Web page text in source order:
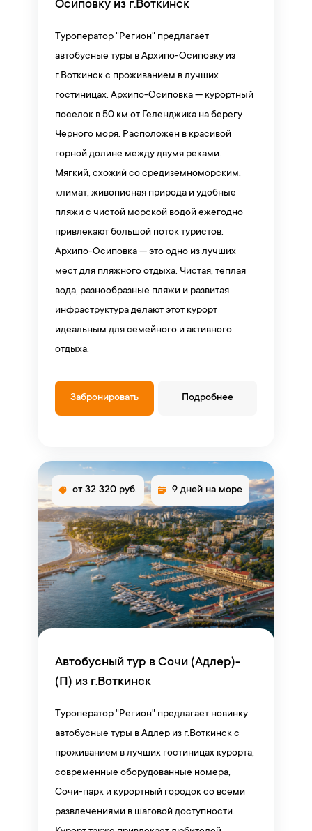
Осиповку из г.Воткинск
Туроператор "Регион" предлагает
автобусные туры в Архипо-Осиповку из
г.Воткинск с проживанием в лучших
гостиницах. Архипо-Осиповка — курортный
поселок в 50 км от Геленджика на берегу
Черного моря. Расположен в красивой
горной долине между двумя реками.
Мягкий, схожий со средиземноморским,
климат, живописная природа и удобные
пляжи с чистой морской водой ежегодно
привлекают большой поток туристов.
Архипо-Осиповка — это одно из лучших
мест для пляжного отдыха. Чистая, тёплая
вода, разнообразные пляжи и развитая
инфраструктура делают этот курорт
идеальным для семейного и активного
отдыха.
Забронировать Подробнее
от 32 320 руб. 9 дней на море
Автобусный тур в Сочи (Адлер)-
(П) из г.Воткинск
Туроператор "Регион" предлагает новинку:
автобусные туры в Адлер из г.Воткинск с
проживанием в лучших гостиницах курорта,
современные оборудованные номера,
Сочи-парк и курортный городок со всеми
развлечениями в шаговой доступности.